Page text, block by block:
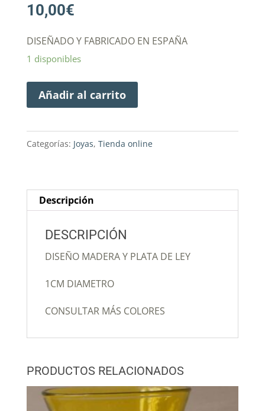
10,00€
DISEÑADO Y FABRICADO EN ESPAÑA
1 disponibles
Añadir al carrito
Categorías: Joyas, Tienda online
Descripción
DESCRIPCIÓN
DISEÑO MADERA Y PLATA DE LEY
1CM DIAMETRO
CONSULTAR MÁS COLORES
PRODUCTOS RELACIONADOS